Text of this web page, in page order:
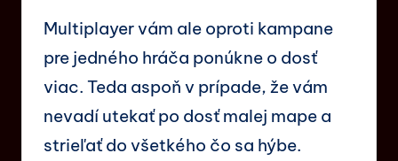
Multiplayer vám ale oproti kampane
pre jedného hráča ponúkne o dosť
viac. Teda aspoň v prípade, že vám
nevadí utekať po dosť malej mape a
strieľať do všetkého čo sa hýbe.